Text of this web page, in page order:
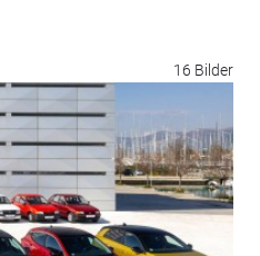
16 Bilder